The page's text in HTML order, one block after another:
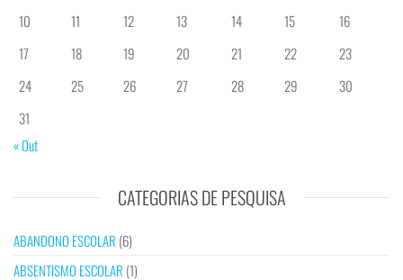
10
11 12 13 14 15
16
17
18 19 20 21 22
23
24
25 26 27 28 29
30
31
« Out
CATEGORIAS DE PESQUISA
ABANDONO ESCOLAR (6)
ABSENTISMO ESCOLAR (1)